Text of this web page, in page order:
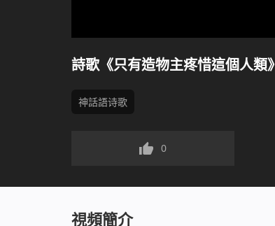
詩歌《只有造物主疼惜這個人類》
神話語诗歌
0
視頻簡介